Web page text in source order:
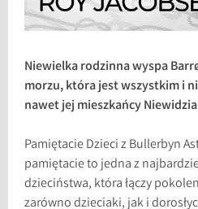
Niewielka rodzinna wyspa
morzu, która jest wszystkim i
nawet jej mieszkańcy
Pamiętacie Dzieci z Bullerbyn
pamiętacie to jedna z
dzieciństwa, która łączy
zarówno dzieciaki, jak i